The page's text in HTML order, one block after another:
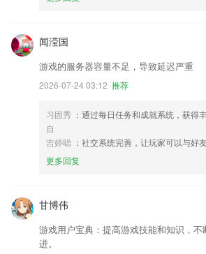
闻滢国
游戏的服务器容量不足，导致延迟严重
2026-07-24 03:12 推荐
习固秀 ：通过每日任务和成就系统，获得
自
吉婷聪 ：社交系统完善，让玩家可以与好
更多回复
甘博伟
游戏用户宝典：提高游戏技能和知识，
进。